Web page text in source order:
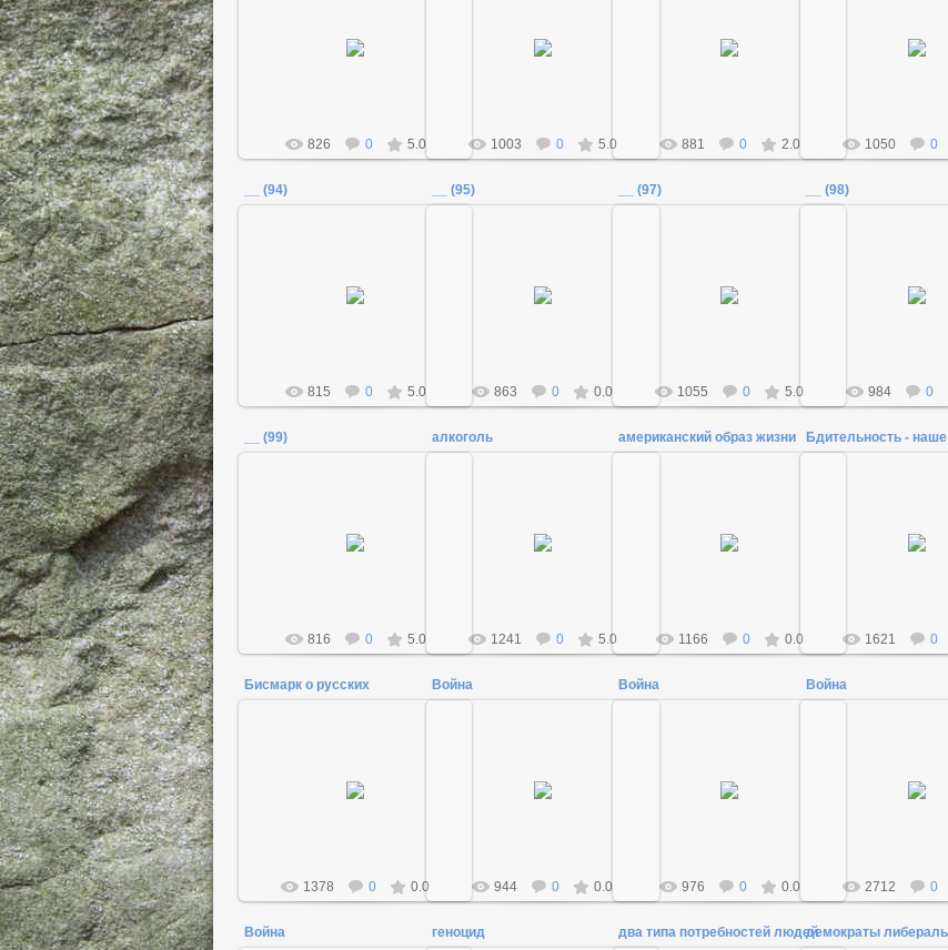
826 0 5.0 1003 0 5.0 881 0 2.0 1050 0
__ (94)
815 0 5.0
__ (95)
863 0 0.0
__ (97)
1055 0 5.0
__ (98)
984 0
__ (99)
816 0 5.0
алкоголь
1241 0 5.0
американский образ жизни
1166 0 0.0
Бдительность - наше
1621 0
Бисмарк о русских
1378 0 0.0
Война
944 0 0.0
Война
976 0 0.0
Война
2712 0
Война геноцид два типа потребностей людейдемократы